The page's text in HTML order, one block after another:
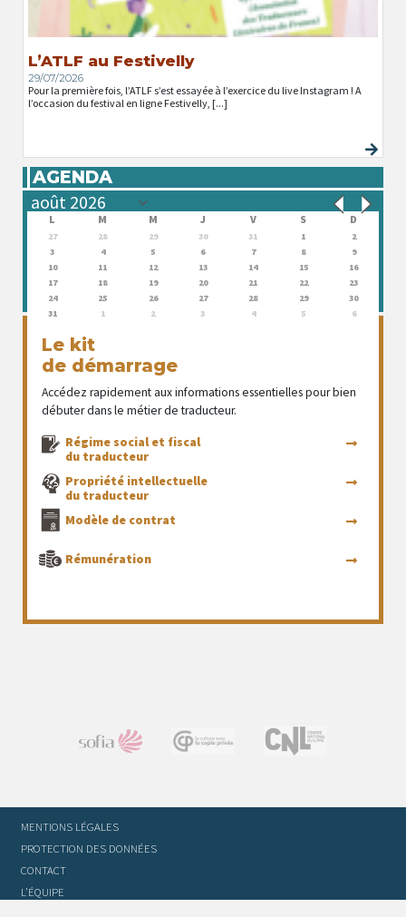
L’ATLF au Festivelly
29/07/2026
Pour la première fois, l’ATLF s’est essayée à l’exercice du live Instagram ! A
l’occasion du festival en ligne Festivelly, [...]
AGENDA
L M M J V S D
27 28 29 30 31 1
2
3
4 5 6 7 8
9
10
11 12 13 14 15
16
17
18 19 20 21 22
23
24
25 26 27 28 29
30
31
1 2 3 4 5 6
Le kit
de démarrage
Accédez rapidement aux informations essentielles pour bien
débuter dans le métier de traducteur.
Régime social et fiscal
du traducteur
Propriété intellectuelle
du traducteur
Modèle de contrat
Rémunération
MENTIONS LÉGALES
PROTECTION DES DONNÉES
CONTACT
L’ÉQUIPE